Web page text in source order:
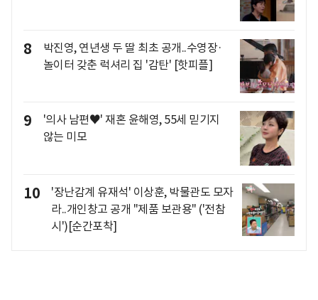
8
박진영, 연년생 두 딸 최초 공개..수영장·
놀이터 갖춘 럭셔리 집 '감탄' [핫피플]
9
'의사 남편♥' 재혼 윤해영, 55세 믿기지
않는 미모
10
'장난감계 유재석' 이상훈, 박물관도 모자
라..개인창고 공개 "제품 보관용" ('전참
시')[순간포착]